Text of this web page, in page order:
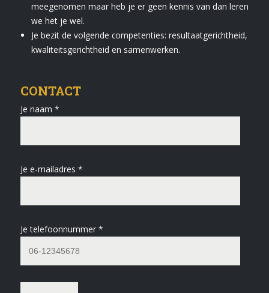
meegenomen maar heb je er geen kennis van dan leren
we het je wel.
Je bezit de volgende competenties: resultaatgerichtheid,
kwaliteitsgerichtheid en samenwerken.
CONTACT
Je naam *
Je e-mailadres *
Je telefoonnummer *